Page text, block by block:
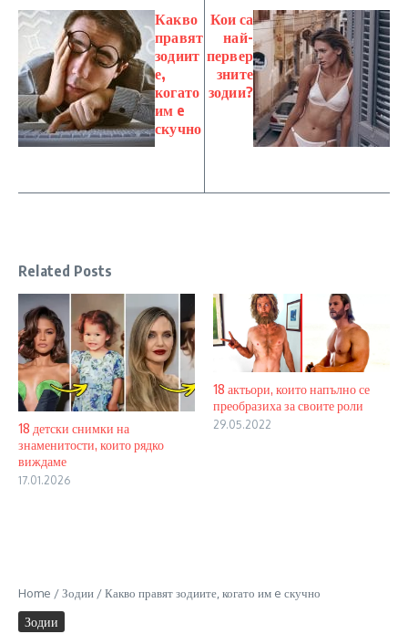
Какво
правят
зодиит
е,
когато
им e
скучно
Кои са
най-
первер
зните
зодии?
Related Posts
18 детски снимки на
знаменитости, които рядко
виждаме
17.01.2026
18 актьори, които напълно се
преобразиха за своите роли
29.05.2022
Home /Зодии /Какво правят зодиите, когато им e скучно
Зодии